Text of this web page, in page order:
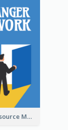
Human Resource Management Book Cover